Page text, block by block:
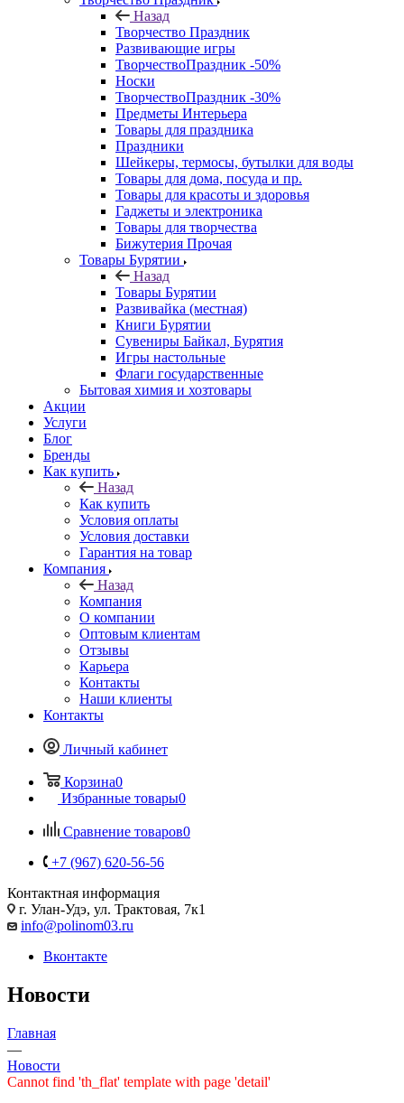
Назад
Творчество Праздник
Развивающие игры
ТворчествоПраздник -50%
Носки
ТворчествоПраздник -30%
Предметы Интерьера
Товары для праздника
Праздники
Шейкеры, термосы, бутылки для воды
Товары для дома, посуда и пр.
Товары для красоты и здоровья
Гаджеты и электроника
Товары для творчества
Бижутерия Прочая
Товары Бурятии
Назад
Товары Бурятии
Развивайка (местная)
Книги Бурятии
Сувениры Байкал, Бурятия
Игры настольные
Флаги государственные
Бытовая химия и хозтовары
Акции
Услуги
Блог
Бренды
Как купить
Назад
Как купить
Условия оплаты
Условия доставки
Гарантия на товар
Компания
Назад
Компания
О компании
Оптовым клиентам
Отзывы
Карьера
Контакты
Наши клиенты
Контакты
Личный кабинет
Корзина0
Избранные товары0
Сравнение товаров0
+7 (967) 620-56-56
Контактная информация
г. Улан-Удэ, ул. Трактовая, 7к1
info@polinom03.ru
Вконтакте
Новости
Главная
—
Новости
Cannot find 'th_flat' template with page 'detail'